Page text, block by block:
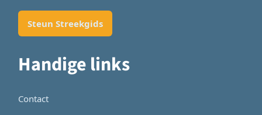
Steun Streekgids
Handige links
Contact